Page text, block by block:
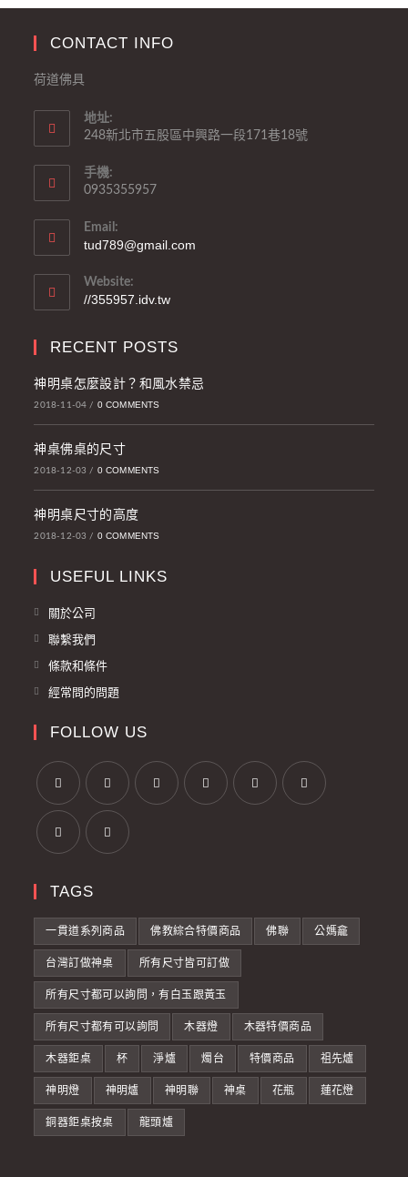
CONTACT INFO
荷道佛具
地址:
248新北市五股區中興路一段171巷18號
手機:
0935355957
Email:
tud789@gmail.com
Website:
//355957.idv.tw
RECENT POSTS
神明桌怎麼設計？和風水禁忌
2018-11-04 / 0 COMMENTS
神桌佛桌的尺寸
2018-12-03 / 0 COMMENTS
神明桌尺寸的高度
2018-12-03 / 0 COMMENTS
USEFUL LINKS
關於公司
聯繫我們
條款和條件
經常問的問題
FOLLOW US
TAGS
一貫道系列商品 佛教綜合特價商品 佛聯 公媽龕
台灣訂做神桌 所有尺寸皆可訂做
所有尺寸都可以詢問，有白玉跟黃玉
所有尺寸都有可以詢問 木器燈 木器特價商品
木器鉅桌 杯 淨爐 燭台 特價商品 祖先爐
神明燈 神明爐 神明聯 神桌 花瓶 蓮花燈
銅器鉅桌按桌 龍頭爐